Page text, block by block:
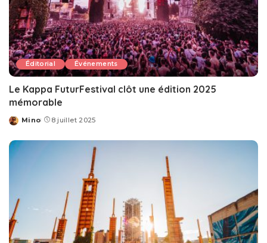
Éditorial Événements
Le Kappa FuturFestival clôt une édition 2025
mémorable
Posted
Mino 8 juillet 2025